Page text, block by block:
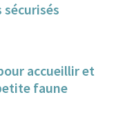
sécurisés
accueillir et
faune